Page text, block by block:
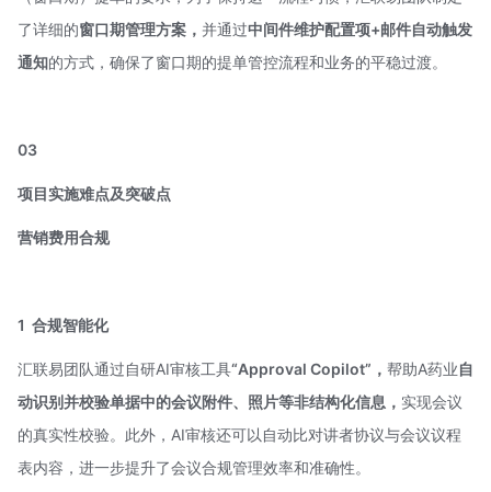
了详细的窗口期管理方案， 并通过中间件维护配置项+邮件自动触发
通知的方式，确保了窗口期的提单管控流程和业务的平稳过渡。
03
项目实施难点及突破点
营销费用合规
1 合规智能化
汇联易团队通过自研AI审核工具“Approval Copilot”， 帮助A药业自
动识别并校验单据中的会议附件、照片等非结构化信息， 实现会议
的真实性校验。此外，AI审核还可以自动比对讲者协议与会议议程
表内容，进一步提升了会议合规管理效率和准确性。